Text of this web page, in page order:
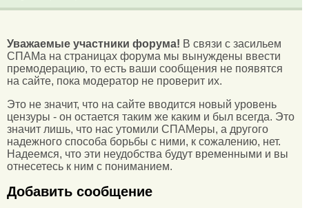
Уважаемые участники форума! В связи с засильем
СПАМа на страницах форума мы вынуждены ввести
премодерацию, то есть ваши сообщения не появятся
на сайте, пока модератор не проверит их.
Это не значит, что на сайте вводится новый уровень
цензуры - он остается таким же каким и был всегда. Это
значит лишь, что нас утомили СПАМеры, а другого
надежного способа борьбы с ними, к сожалению, нет.
Надеемся, что эти неудобства будут временными и вы
отнесетесь к ним с пониманием.
Добавить сообщение